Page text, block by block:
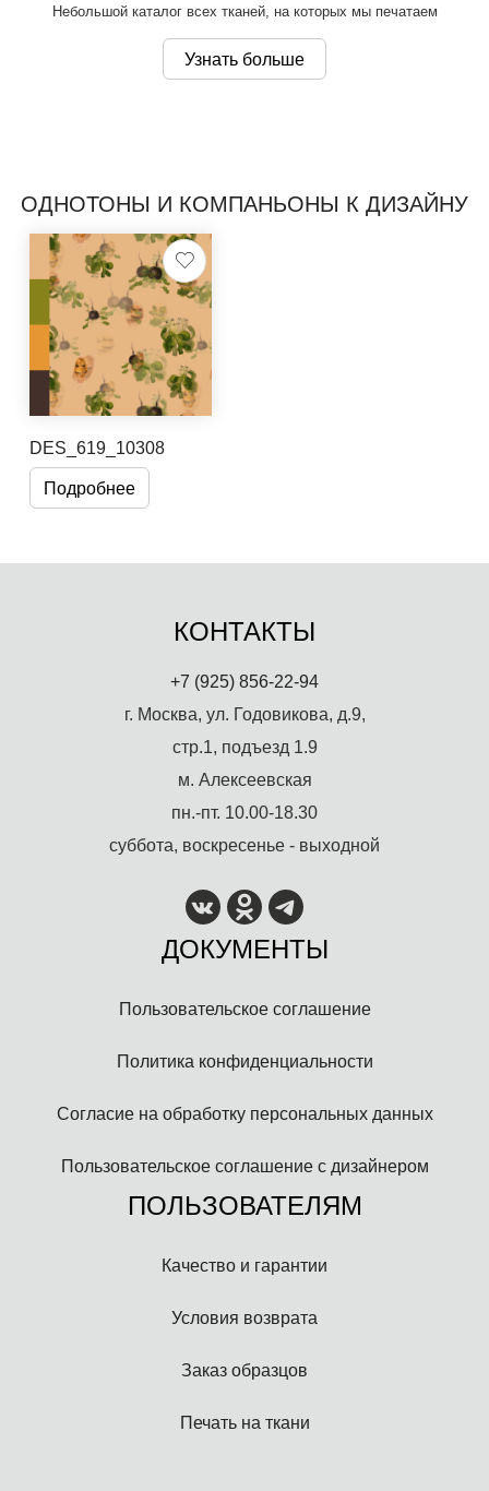
Небольшой каталог всех тканей, на которых мы печатаем
Узнать больше
ОДНОТОНЫ И КОМПАНЬОНЫ К ДИЗАЙНУ
DES_619_10308
Подробнее
КОНТАКТЫ
+7 (925) 856-22-94
г. Москва, ул. Годовикова, д.9,
стр.1, подъезд 1.9
м. Алексеевская
пн.-пт. 10.00-18.30
суббота, воскресенье - выходной
ДОКУМЕНТЫ
Пользовательское соглашение
Политика конфиденциальности
Согласие на обработку персональных данных
Пользовательское соглашение с дизайнером
ПОЛЬЗОВАТЕЛЯМ
Качество и гарантии
Условия возврата
Заказ образцов
Печать на ткани